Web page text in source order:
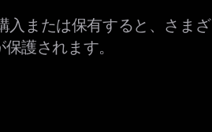
または保有すると、さまざ
護されます。